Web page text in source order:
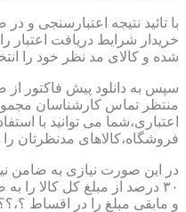
با تائید نتیجه اعتبارسنجی و
خریدار شرایط دریافت اعتبار
شده و کالای مد نظر خود را
سپس به دانلود پیش فاکتور
منتظر تماس کارشناسان
اعتباری،شما می توانید با
فروشگاه،کالاهای مدنظرتان
در این صورت نیازی به ضامن
۳۰ درصد از مبلغ کل کالا
و مابقی مبلغ را در اقساط ؟،؟؟